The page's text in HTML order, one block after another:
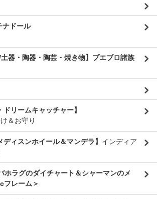
ナドール
器・陶器・陶芸・焼き物】プエブロ諸族
リームキャッチャー】
＆お守り
ィスンホイール＆マンデラ】 インディア
ホラグのダイチャート＆シャーマンのメ
フレーム＞